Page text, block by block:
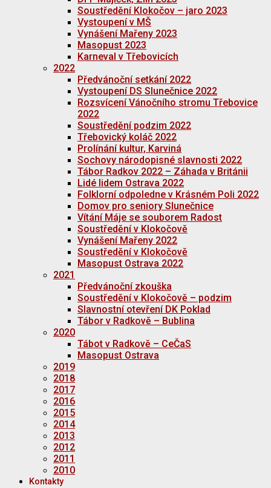
Soustředění Klokočov – jaro 2023
Vystoupení v MŠ
Vynášení Mařeny 2023
Masopust 2023
Karneval v Třebovicích
2022
Předvánoční setkání 2022
Vystoupení DS Slunečnice 2022
Rozsvícení Vánočního stromu Třebovice
2022
Soustředění podzim 2022
Třebovický koláč 2022
Prolínání kultur, Karviná
Sochovy národopisné slavnosti 2022
Tábor Radkov 2022 – Záhada v Británii
Lidé lidem Ostrava 2022
Folklorní odpoledne v Krásném Poli 2022
Domov pro seniory Slunečnice
Vítání Máje se souborem Radost
Soustředění v Klokočově
Vynášení Mařeny 2022
Soustředění v Klokočově
Masopust Ostrava 2022
2021
Předvánoční zkouška
Soustředění v Klokočově – podzim
Slavnostní otevření DK Poklad
Tábor v Radkově – Bublina
2020
Tábot v Radkově – CeČaS
Masopust Ostrava
2019
2018
2017
2016
2015
2014
2013
2012
2011
2010
Kontakty